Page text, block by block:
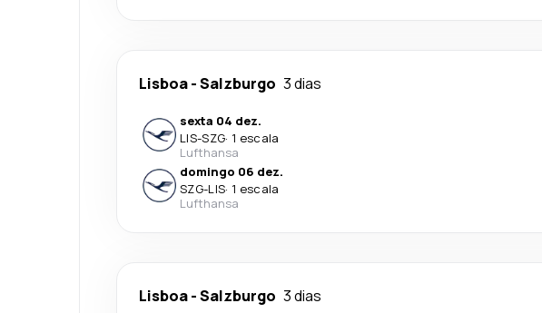
Lisboa-Salzburgo 3 dias
sexta 04 dez.
LIS-SZG· 1 escala
Lufthansa
domingo 06 dez.
SZG-LIS· 1 escala
Lufthansa
Lisboa-Salzburgo 3 dias